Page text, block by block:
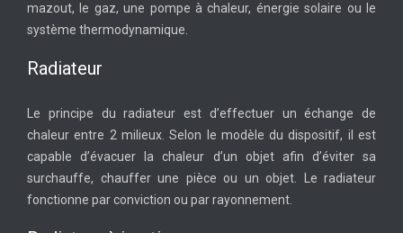
mazout, le gaz, une pompe à chaleur, énergie solaire ou le
système thermodynamique.
Radiateur
Le principe du radiateur est d’effectuer un échange de
chaleur entre 2 milieux. Selon le modèle du dispositif, il est
capable d’évacuer la chaleur d’un objet afin d’éviter sa
surchauffe, chauffer une pièce ou un objet. Le radiateur
fonctionne par conviction ou par rayonnement.